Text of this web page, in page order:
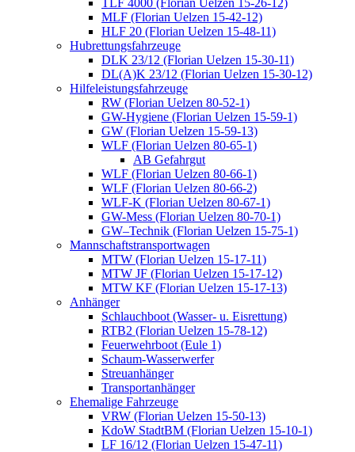
TLF 4000 (Florian Uelzen 15-26-12)
MLF (Florian Uelzen 15-42-12)
HLF 20 (Florian Uelzen 15-48-11)
Hubrettungsfahrzeuge
DLK 23/12 (Florian Uelzen 15-30-11)
DL(A)K 23/12 (Florian Uelzen 15-30-12)
Hilfeleistungsfahrzeuge
RW (Florian Uelzen 80-52-1)
GW-Hygiene (Florian Uelzen 15-59-1)
GW (Florian Uelzen 15-59-13)
WLF (Florian Uelzen 80-65-1)
AB Gefahrgut
WLF (Florian Uelzen 80-66-1)
WLF (Florian Uelzen 80-66-2)
WLF-K (Florian Uelzen 80-67-1)
GW-Mess (Florian Uelzen 80-70-1)
GW–Technik (Florian Uelzen 15-75-1)
Mannschaftstransportwagen
MTW (Florian Uelzen 15-17-11)
MTW JF (Florian Uelzen 15-17-12)
MTW KF (Florian Uelzen 15-17-13)
Anhänger
Schlauchboot (Wasser- u. Eisrettung)
RTB2 (Florian Uelzen 15-78-12)
Feuerwehrboot (Eule 1)
Schaum-Wasserwerfer
Streuanhänger
Transportanhänger
Ehemalige Fahrzeuge
VRW (Florian Uelzen 15-50-13)
KdoW StadtBM (Florian Uelzen 15-10-1)
LF 16/12 (Florian Uelzen 15-47-11)